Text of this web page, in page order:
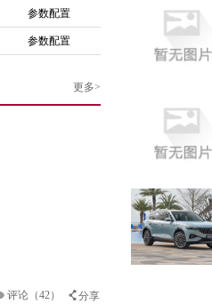
参数配置
参数配置
更多>
评论（42） 分享